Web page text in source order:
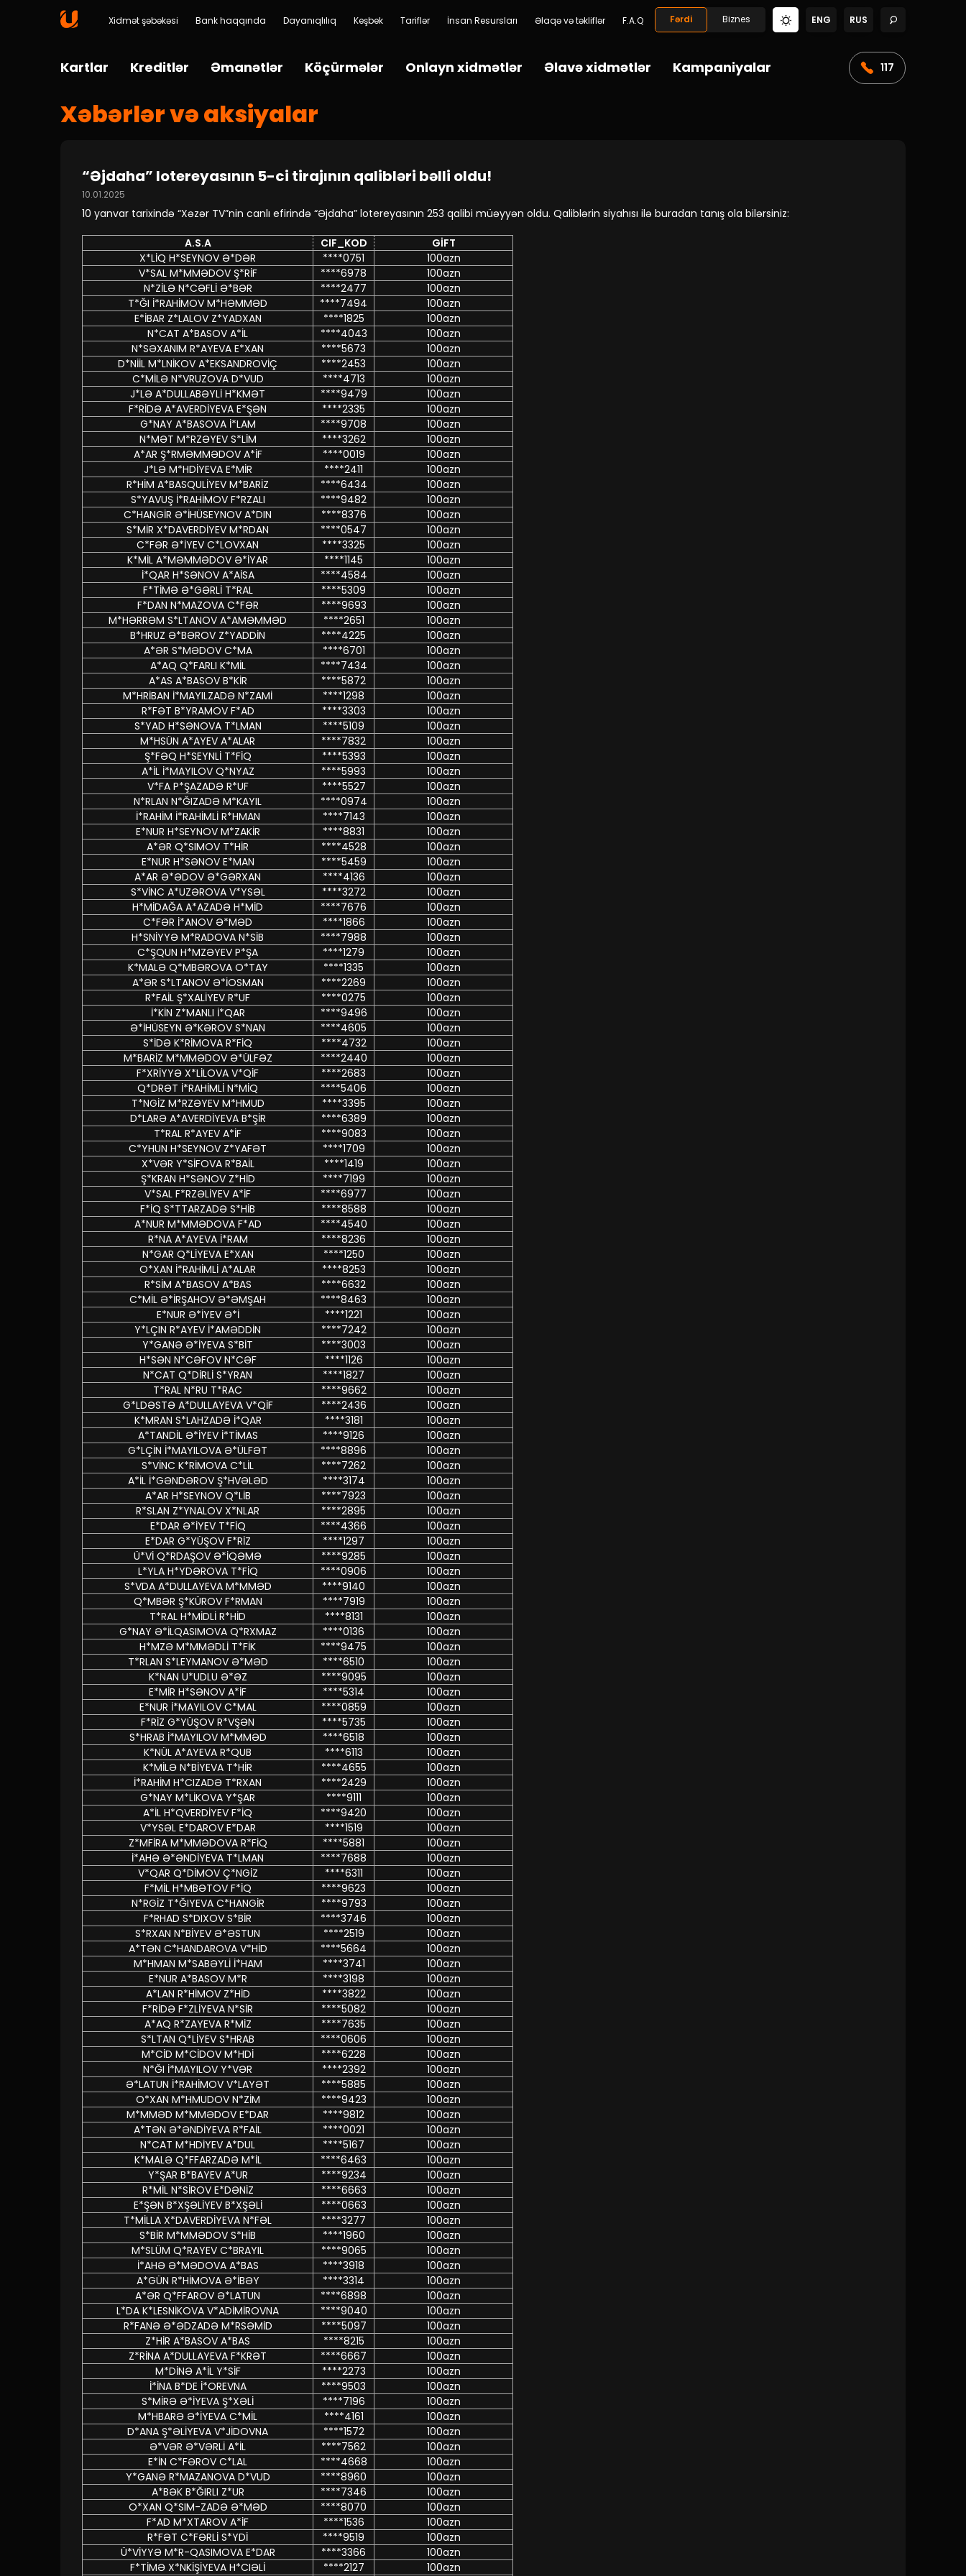
Xidmət şəbəkəsi Bank haqqında Dayanıqlılıq Keşbek Tariflər İnsan Resursları Əlaqə və təkliflər F.A.Q Fərdi Biznes ENG RUS
Kartlar Kreditlər Əmanətlər Köçürmələr Onlayn xidmətlər Əlavə xidmətlər Kampaniyalar 117
Xəbərlər və aksiyalar
“Əjdaha” lotereyasının 5-ci tirajının qalibləri bəlli oldu!
10.01.2025
10 yanvar tarixində “Xəzər TV”nin canlı efirində “Əjdaha” lotereyasının 253 qalibi müəyyən oldu. Qaliblərin siyahısı ilə buradan tanış ola bilərsiniz:
A.S.A CIF_KOD
GİFT
X*LİQ H*SEYNOV Ə*DƏR
****0751
100azn
V*SAL M*MMƏDOV Ş*RİF
****6978
100azn
N*ZİLƏ N*CƏFLİ Ə*BƏR
****2477
100azn
T*ĞI İ*RAHİMOV M*HƏMMƏD
****7494
100azn
E*İBAR Z*LALOV Z*YADXAN
****1825
100azn
N*CAT A*BASOV A*İL
****4043
100azn
N*SƏXANIM R*AYEVA E*XAN
****5673
100azn
D*NİİL M*LNİKOV A*EKSANDROVİÇ
****2453
100azn
C*MİLƏ N*VRUZOVA D*VUD
****4713
100azn
J*LƏ A*DULLABƏYLİ H*KMƏT
****9479
100azn
F*RİDƏ A*AVERDİYEVA E*ŞƏN
****2335
100azn
G*NAY A*BASOVA İ*LAM
****9708
100azn
N*MƏT M*RZƏYEV S*LİM
****3262
100azn
A*AR Ş*RMƏMMƏDOV A*İF
****0019
100azn
J*LƏ M*HDİYEVA E*MİR
****2411
100azn
R*HİM A*BASQULİYEV M*BARİZ
****6434
100azn
S*YAVUŞ İ*RAHİMOV F*RZALI
****9482
100azn
C*HANGİR Ə*İHÜSEYNOV A*DIN
****8376
100azn
S*MİR X*DAVERDİYEV M*RDAN
****0547
100azn
C*FƏR Ə*İYEV C*LOVXAN
****3325
100azn
K*MİL A*MƏMMƏDOV Ə*İYAR
****1145
100azn
İ*QAR H*SƏNOV A*AİSA
****4584
100azn
F*TİMƏ Ə*GƏRLİ T*RAL
****5309
100azn
F*DAN N*MAZOVA C*FƏR
****9693
100azn
M*HƏRRƏM S*LTANOV A*AMƏMMƏD
****2651
100azn
B*HRUZ Ə*BƏROV Z*YADDİN
****4225
100azn
A*ƏR S*MƏDOV C*MA
****6701
100azn
A*AQ Q*FARLI K*MİL
****7434
100azn
A*AS A*BASOV B*KİR
****5872
100azn
M*HRİBAN İ*MAYILZADƏ N*ZAMİ
****1298
100azn
R*FƏT B*YRAMOV F*AD
****3303
100azn
S*YAD H*SƏNOVA T*LMAN
****5109
100azn
M*HSÜN A*AYEV A*ALAR
****7832
100azn
Ş*FƏQ H*SEYNLİ T*FİQ
****5393
100azn
A*İL İ*MAYILOV Q*NYAZ
****5993
100azn
V*FA P*ŞAZADƏ R*UF
****5527
100azn
N*RLAN N*ĞIZADƏ M*KAYIL
****0974
100azn
İ*RAHİM İ*RAHİMLİ R*HMAN
****7143
100azn
E*NUR H*SEYNOV M*ZAKİR
****8831
100azn
A*ƏR Q*SIMOV T*HİR
****4528
100azn
E*NUR H*SƏNOV E*MAN
****5459
100azn
A*AR Ə*ƏDOV Ə*GƏRXAN
****4136
100azn
S*VİNC A*UZƏROVA V*YSƏL
****3272
100azn
H*MİDAĞA A*AZADƏ H*MİD
****7676
100azn
C*FƏR İ*ANOV Ə*MƏD
****1866
100azn
H*SNİYYƏ M*RADOVA N*SİB
****7988
100azn
C*ŞQUN H*MZƏYEV P*ŞA
****1279
100azn
K*MALƏ Q*MBƏROVA O*TAY
****1335
100azn
A*ƏR S*LTANOV Ə*İOSMAN
****2269
100azn
R*FAİL Ş*XALİYEV R*UF
****0275
100azn
İ*KİN Z*MANLI İ*QAR
****9496
100azn
Ə*İHÜSEYN Ə*KƏROV S*NAN
****4605
100azn
S*İDƏ K*RİMOVA R*FİQ
****4732
100azn
M*BARİZ M*MMƏDOV Ə*ÜLFƏZ
****2440
100azn
F*XRİYYƏ X*LİLOVA V*QİF
****2683
100azn
Q*DRƏT İ*RAHİMLİ N*MİQ
****5406
100azn
T*NGİZ M*RZƏYEV M*HMUD
****3395
100azn
D*LARƏ A*AVERDİYEVA B*ŞİR
****6389
100azn
T*RAL R*AYEV A*İF
****9083
100azn
C*YHUN H*SEYNOV Z*YAFƏT
****1709
100azn
X*VƏR Y*SİFOVA R*BAİL
****1419
100azn
Ş*KRAN H*SƏNOV Z*HİD
****7199
100azn
V*SAL F*RZƏLİYEV A*İF
****6977
100azn
F*İQ S*TTARZADƏ S*HİB
****8588
100azn
A*NUR M*MMƏDOVA F*AD
****4540
100azn
R*NA A*AYEVA İ*RAM
****8236
100azn
N*GAR Q*LİYEVA E*XAN
****1250
100azn
O*XAN İ*RAHİMLİ A*ALAR
****8253
100azn
R*SİM A*BASOV A*BAS
****6632
100azn
C*MİL Ə*İRŞAHOV Ə*ƏMŞAH
****8463
100azn
E*NUR Ə*İYEV Ə*İ
****1221
100azn
Y*LÇIN R*AYEV İ*AMƏDDİN
****7242
100azn
Y*GANƏ Ə*İYEVA S*BİT
****3003
100azn
H*SƏN N*CƏFOV N*CƏF
****1126
100azn
N*CAT Q*DİRLİ S*YRAN
****1827
100azn
T*RAL N*RU T*RAC
****9662
100azn
G*LDƏSTƏ A*DULLAYEVA V*QİF
****2436
100azn
K*MRAN S*LAHZADƏ İ*QAR
****3181
100azn
A*TANDİL Ə*İYEV İ*TİMAS
****9126
100azn
G*LÇİN İ*MAYILOVA Ə*ÜLFƏT
****8896
100azn
S*VİNC K*RİMOVA C*LİL
****7262
100azn
A*İL İ*GƏNDƏROV Ş*HVƏLƏD
****3174
100azn
A*AR H*SEYNOV Q*LİB
****7923
100azn
R*SLAN Z*YNALOV X*NLAR
****2895
100azn
E*DAR Ə*İYEV T*FİQ
****4366
100azn
E*DAR G*YÜŞOV F*RİZ
****1297
100azn
Ü*Vİ Q*RDAŞOV Ə*İQƏMƏ
****9285
100azn
L*YLA H*YDƏROVA T*FİQ
****0906
100azn
S*VDA A*DULLAYEVA M*MMƏD
****9140
100azn
Q*MBƏR Ş*KÜROV F*RMAN
****7919
100azn
T*RAL H*MİDLİ R*HİD
****8131
100azn
G*NAY Ə*İLQASIMOVA Q*RXMAZ
****0136
100azn
H*MZƏ M*MMƏDLİ T*FİK
****9475
100azn
T*RLAN S*LEYMANOV Ə*MƏD
****6510
100azn
K*NAN U*UDLU Ə*ƏZ
****9095
100azn
E*MİR H*SƏNOV A*İF
****5314
100azn
E*NUR İ*MAYILOV C*MAL
****0859
100azn
F*RİZ G*YÜŞOV R*VŞƏN
****5735
100azn
S*HRAB İ*MAYILOV M*MMƏD
****6518
100azn
K*NÜL A*AYEVA R*QUB
****6113
100azn
K*MİLƏ N*BİYEVA T*HİR
****4655
100azn
İ*RAHİM H*CIZADƏ T*RXAN
****2429
100azn
G*NAY M*LİKOVA Y*ŞAR
****9111
100azn
A*İL H*QVERDİYEV F*İQ
****9420
100azn
V*YSƏL E*DAROV E*DAR
****1519
100azn
Z*MFİRA M*MMƏDOVA R*FİQ
****5881
100azn
İ*AHƏ Ə*ƏNDİYEVA T*LMAN
****7688
100azn
V*QAR Q*DİMOV Ç*NGİZ
****6311
100azn
F*MİL H*MBƏTOV F*İQ
****9623
100azn
N*RGİZ T*ĞIYEVA C*HANGİR
****9793
100azn
F*RHAD S*DIXOV S*BİR
****3746
100azn
S*RXAN N*BİYEV Ə*ƏSTUN
****2519
100azn
A*TƏN C*HANDAROVA V*HİD
****5664
100azn
M*HMAN M*SABƏYLİ İ*HAM
****3741
100azn
E*NUR A*BASOV M*R
****3198
100azn
A*LAN R*HİMOV Z*HİD
****3822
100azn
F*RİDƏ F*ZLİYEVA N*SİR
****5082
100azn
A*AQ R*ZAYEVA R*MİZ
****7635
100azn
S*LTAN Q*LİYEV S*HRAB
****0606
100azn
M*CİD M*CİDOV M*HDİ
****6228
100azn
N*ĞI İ*MAYILOV Y*VƏR
****2392
100azn
Ə*LATUN İ*RAHİMOV V*LAYƏT
****5885
100azn
O*XAN M*HMUDOV N*ZİM
****9423
100azn
M*MMƏD M*MMƏDOV E*DAR
****9812
100azn
A*TƏN Ə*ƏNDİYEVA R*FAİL
****0021
100azn
N*CAT M*HDİYEV A*DUL
****5167
100azn
K*MALƏ Q*FFARZADƏ M*İL
****6463
100azn
Y*ŞAR B*BAYEV A*UR
****9234
100azn
R*MİL N*SİROV E*DƏNİZ
****6663
100azn
E*ŞƏN B*XŞƏLİYEV B*XŞƏLİ
****0663
100azn
T*MİLLA X*DAVERDİYEVA N*FƏL
****3277
100azn
S*BİR M*MMƏDOV S*HİB
****1960
100azn
M*SLÜM Q*RAYEV C*BRAYIL
****9065
100azn
İ*AHƏ Ə*MƏDOVA A*BAS
****3918
100azn
A*GÜN R*HİMOVA Ə*İBƏY
****3314
100azn
A*ƏR Q*FFAROV Ə*LATUN
****6898
100azn
L*DA K*LESNİKOVA V*ADİMİROVNA
****9040
100azn
R*FANƏ Ə*ƏDZADƏ M*RSƏMİD
****5097
100azn
Z*HİR A*BASOV A*BAS
****8215
100azn
Z*RİNA A*DULLAYEVA F*KRƏT
****6667
100azn
M*DİNƏ A*İL Y*SİF
****2273
100azn
İ*İNA B*DE İ*OREVNA
****9503
100azn
S*MİRƏ Ə*İYEVA Ş*XƏLİ
****7196
100azn
M*HBARƏ Ə*İYEVA C*MİL
****4161
100azn
D*ANA Ş*ƏLİYEVA V*JİDOVNA
****1572
100azn
Ə*VƏR Ə*VƏRLİ A*İL
****7562
100azn
E*İN C*FƏROV C*LAL
****4668
100azn
Y*GANƏ R*MAZANOVA D*VUD
****8960
100azn
A*BƏK B*ĞIRLI Z*UR
****7346
100azn
O*XAN Q*SIM-ZADƏ Ə*MƏD
****8070
100azn
F*AD M*XTAROV A*İF
****1536
100azn
R*FƏT C*FƏRLİ S*YDİ
****9519
100azn
Ü*VİYYƏ M*R-QASIMOVA E*DAR
****3366
100azn
F*TİMƏ X*NKİŞİYEVA H*CIƏLİ
****2127
100azn